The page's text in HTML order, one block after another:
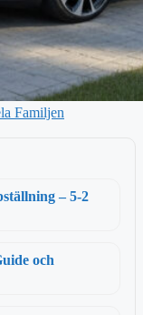
Familjen
– 5-2
och